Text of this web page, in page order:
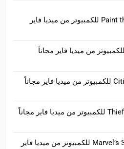
تحميل لعبة Paint the Town Red للكمبيوتر من ميديا فاير
تحميل لعبة Last Epoch للكمبيوتر من ميديا فاير مجاناً
تحميل لعبة Cities: Skylines للكمبيوتر من ميديا فاير مجاناً
تحميل لعبة Thief Simulator 2 للكمبيوتر من ميديا فاير مجاناً
تحميل لعبة Marvel’s Spider Man 2 للكمبيوتر من ميديا فاير